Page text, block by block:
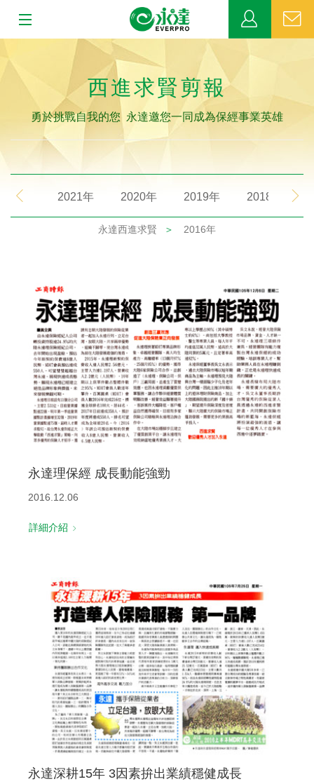
業務發展
MDRT
新聞中心
公益活動
網站連結
聯絡我們
2021年 2020年 2019年 2018年
西進求賢剪報
勇於挑戰自我的您 永達邀您一同成為保經事業英雄
永達西進求賢 ＞ 2016年
永達理保經 成長動能強勁
2016.12.06
詳細介紹
永達深耕15年 3因素拚出業績穩健成長